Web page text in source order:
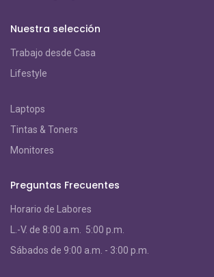
Nuestra selección
Trabajo desde Casa
Lifestyle
Laptops
Tintas & Toners
Monitores
Preguntas Frecuentes
Horario de Labores
L.-V. de 8:00 a.m. 5:00 p.m.
Sábados de 9:00 a.m. - 3:00 p.m.